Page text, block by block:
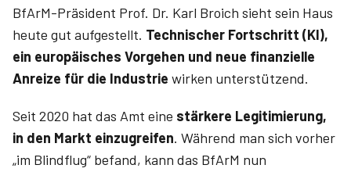
BfArM-Präsident Prof. Dr. Karl Broich sieht sein Haus
heute gut aufgestellt. Technischer Fortschritt (KI),
ein europäisches Vorgehen und neue finanzielle
Anreize für die Industrie wirken unterstützend.
Seit 2020 hat das Amt eine stärkere Legitimierung,
in den Markt einzugreifen. Während man sich vorher
„im Blindflug“ befand, kann das BfArM nun